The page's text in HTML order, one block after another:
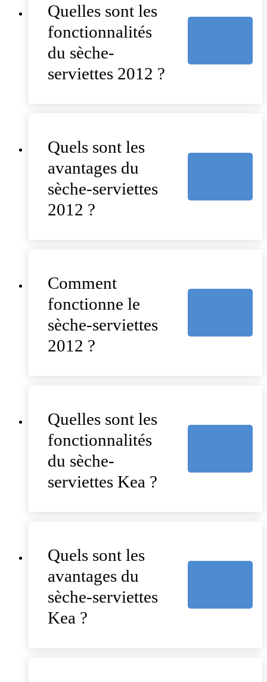
Quelles sont les
fonctionnalités
du sèche-
serviettes 2012 ?
Quels sont les
avantages du
sèche-serviettes
2012 ?
Comment
fonctionne le
sèche-serviettes
2012 ?
Quelles sont les
fonctionnalités
du sèche-
serviettes Kea ?
Quels sont les
avantages du
sèche-serviettes
Kea ?